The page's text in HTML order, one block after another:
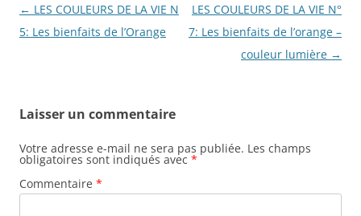
Navigation
des
← LES COULEURS DE LA VIE N
5: Les bienfaits de l’Orange
LES COULEURS DE LA VIE N°
7: Les bienfaits de l’orange –
couleur lumière →
Laisser un commentaire
Votre adresse e-mail ne sera pas publiée. Les champs
obligatoires sont indiqués avec *
Commentaire *